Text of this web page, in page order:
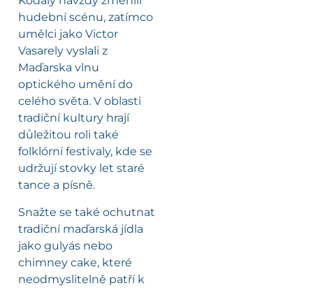
hudební scénu, zatímco
umělci jako Victor
Vasarely vyslali z
Maďarska vlnu
optického umění do
celého světa. V oblasti
tradiční kultury hrají
důležitou roli také
folklórní festivaly, kde se
udržují stovky let staré
tance a písně.
Snažte se také ochutnat
tradiční maďarská jídla
jako gulyás nebo
chimney cake, které
neodmyslitelně patří k